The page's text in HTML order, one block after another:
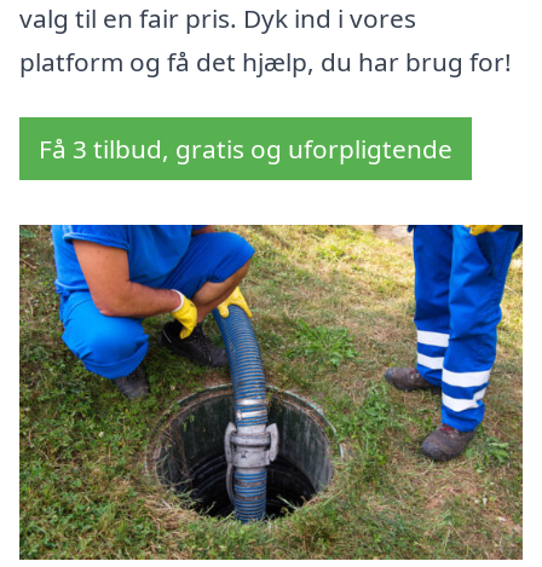
valg til en fair pris. Dyk ind i vores
platform og få det hjælp, du har brug for!
Få 3 tilbud, gratis og uforpligtende